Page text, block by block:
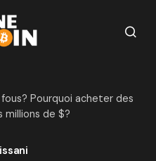
Pourquoi acheter des
millions de $?